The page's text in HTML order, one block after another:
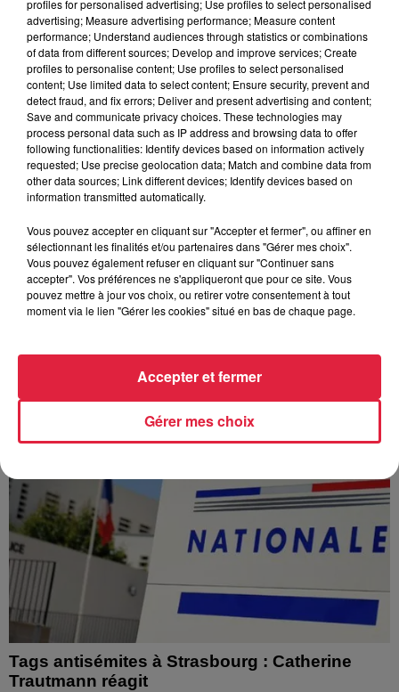
À Hoerdt, de l’eau brune sort des robinets
Depuis plusieurs jours, des habitants de Hoerdt ont vu de
l’eau brune s’écouler de leurs robinets. Face aux
Tags antisémites à Strasbourg : Catherine
Trautmann réagit
profiles for personalised advertising; Use profiles to select personalised
advertising; Measure advertising performance; Measure content
performance; Understand audiences through statistics or combinations
of data from different sources; Develop and improve services; Create
profiles to personalise content; Use profiles to select personalised
content; Use limited data to select content; Ensure security, prevent and
detect fraud, and fix errors; Deliver and present advertising and content;
Save and communicate privacy choices. These technologies may
process personal data such as IP address and browsing data to offer
following functionalities: Identify devices based on information actively
requested; Use precise geolocation data; Match and combine data from
other data sources; Link different devices; Identify devices based on
information transmitted automatically.
Vous pouvez accepter en cliquant sur "Accepter et fermer", ou affiner en
sélectionnant les finalités et/ou partenaires dans "Gérer mes choix".
Vous pouvez également refuser en cliquant sur "Continuer sans
accepter". Vos préférences ne s'appliqueront que pour ce site. Vous
pouvez mettre à jour vos choix, ou retirer votre consentement à tout
moment via le lien "Gérer les cookies" situé en bas de chaque page.
Gérer mes choix
Accepter et fermer